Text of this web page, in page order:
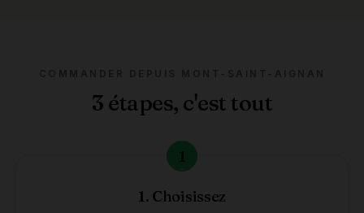
3 étapes, c'est tout
1. Choisissez